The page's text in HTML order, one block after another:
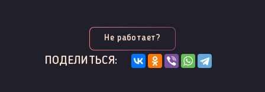
Не работает?
ПОДЕЛИТЬСЯ: